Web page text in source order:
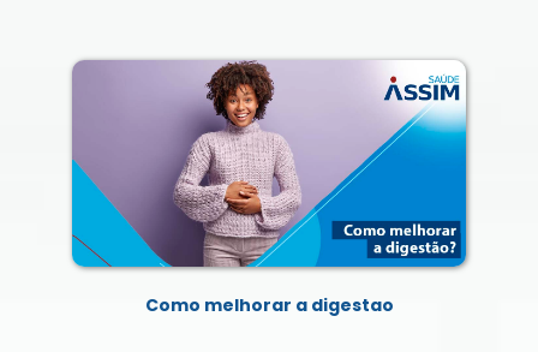
Como melhorar a digestao